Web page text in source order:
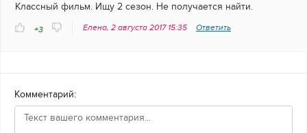
Классный фильм. Ищу 2 сезон. Не получается найти.
+3 Елена, 2 августа 2017 15:35 Ответить
Комментарий: